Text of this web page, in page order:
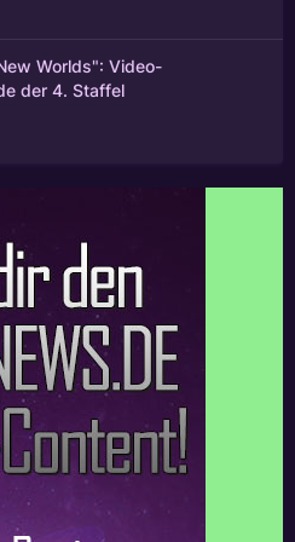
Worlds": Video-
der 4. Staffel